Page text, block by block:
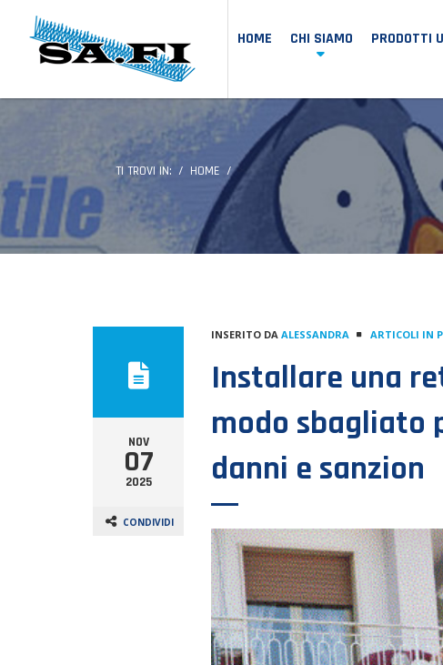
HOME CHI SIAMO PRODOTTI
TI TROVI IN: HOME
NOV
07
2025
CONDIVIDI
INSERITO DA ALESSANDRA ARTICOLI IN
Installare una
modo sbagliato
danni e sanzion